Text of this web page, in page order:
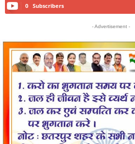
0 Subscribers
- Advertisement -